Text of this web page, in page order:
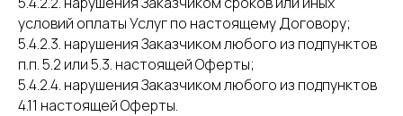
условий оплаты Услуг по настоящему Договору;
5.4.2.3. нарушения Заказчиком любого из подпунктов
п.п. 5.2 или 5.3. настоящей Оферты;
5.4.2.4. нарушения Заказчиком любого из подпунктов
4.11 настоящей Оферты.